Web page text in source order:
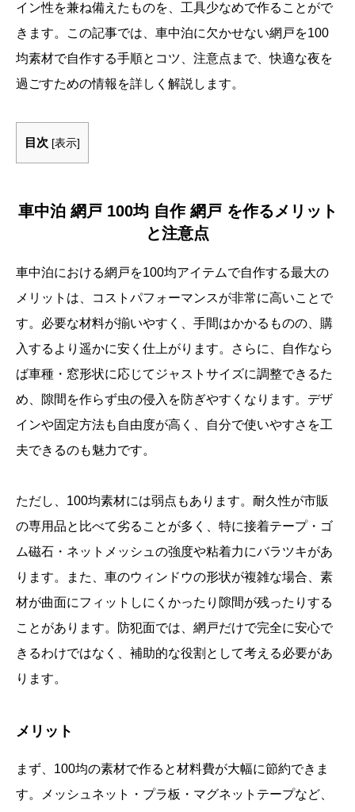
イン性を兼ね備えたものを、工具少なめで作ることがで
きます。この記事では、車中泊に欠かせない網戸を100
均素材で自作する手順とコツ、注意点まで、快適な夜を
過ごすための情報を詳しく解説します。
目次 [表示]
車中泊 網戸 100均 自作 網戸 を作るメリット
と注意点
車中泊における網戸を100均アイテムで自作する最大の
メリットは、コストパフォーマンスが非常に高いことで
す。必要な材料が揃いやすく、手間はかかるものの、購
入するより遥かに安く仕上がります。さらに、自作なら
ば車種・窓形状に応じてジャストサイズに調整できるた
め、隙間を作らず虫の侵入を防ぎやすくなります。デザ
インや固定方法も自由度が高く、自分で使いやすさを工
夫できるのも魅力です。
ただし、100均素材には弱点もあります。耐久性が市販
の専用品と比べて劣ることが多く、特に接着テープ・ゴ
ム磁石・ネットメッシュの強度や粘着力にバラツキがあ
ります。また、車のウィンドウの形状が複雑な場合、素
材が曲面にフィットしにくかったり隙間が残ったりする
ことがあります。防犯面では、網戸だけで完全に安心で
きるわけではなく、補助的な役割として考える必要があ
ります。
メリット
まず、100均の素材で作ると材料費が大幅に節約できま
す。メッシュネット・プラ板・マグネットテープなど、